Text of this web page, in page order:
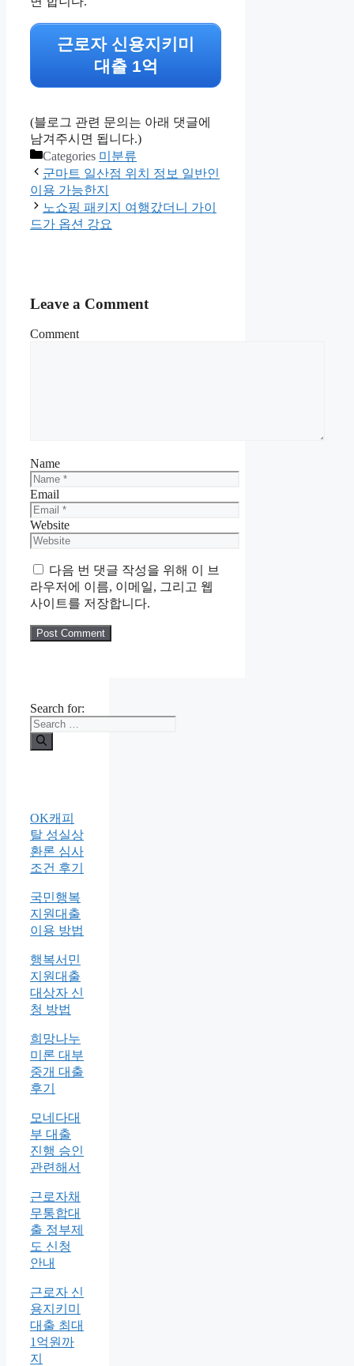
근로자 신용지키미
대출 1억
(블로그 관련 문의는 아래 댓글에
남겨주시면 됩니다.)
Categories 미분류
군마트 일산점 위치 정보 일반인
이용 가능한지
노쇼핑 패키지 여행갔더니 가이
드가 옵션 강요
Leave a Comment
Comment
Name
Email
Website
다음 번 댓글 작성을 위해 이 브
라우저에 이름, 이메일, 그리고 웹
사이트를 저장합니다.
Search for:
OK캐피
탈 성실상
환론 심사
조건 후기
국민행복
지원대출
이용 방법
행복서민
지원대출
대상자 신
청 방법
희망나누
미론 대부
중개 대출
후기
모네다대
부 대출
진행 승인
관련해서
근로자채
무통합대
출 정부제
도 신청
안내
근로자 신
용지키미
대출 최대
1억원까
지